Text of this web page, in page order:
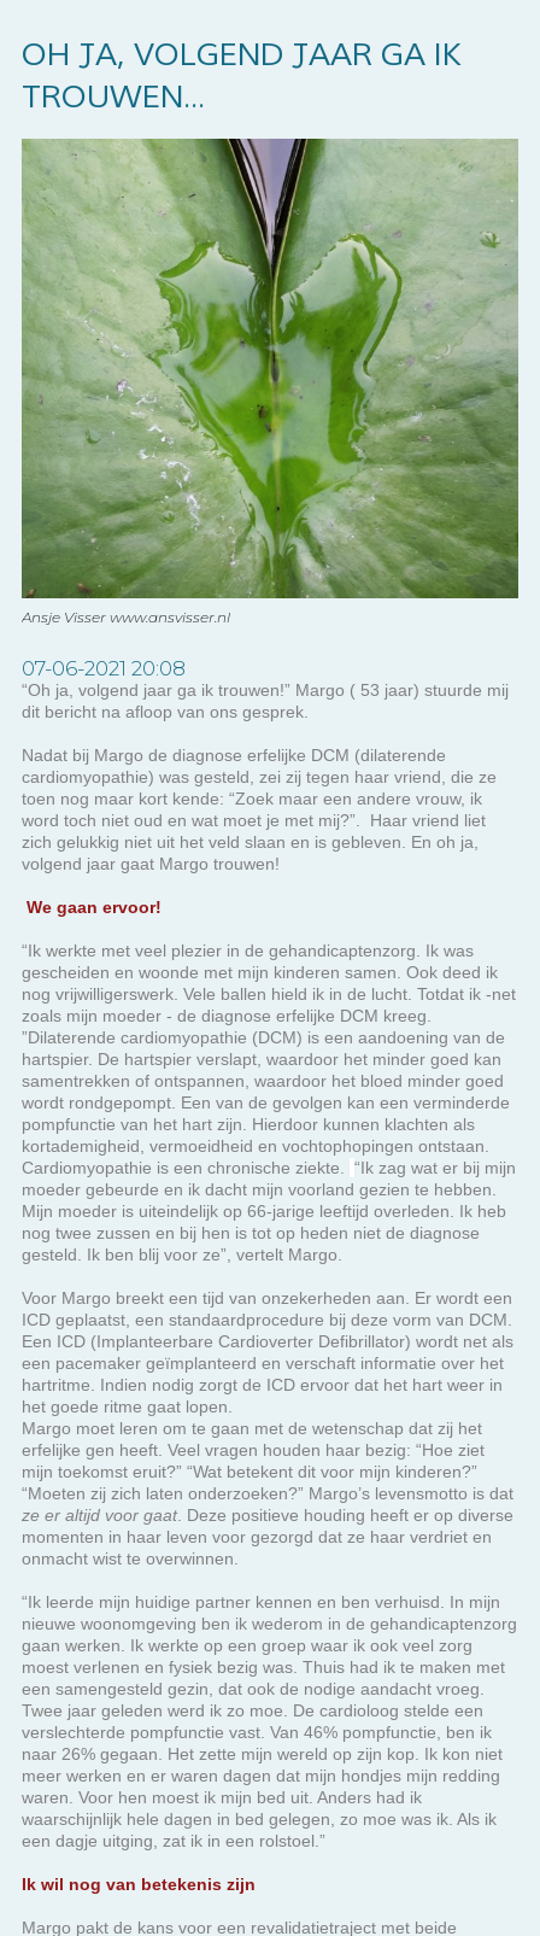
OH JA, VOLGEND JAAR GA IK
TROUWEN...
Ansje Visser www.ansvisser.nl
07-06-2021 20:08
“Oh ja, volgend jaar ga ik trouwen!” Margo ( 53 jaar) stuurde mij
dit bericht na afloop van ons gesprek.
Nadat bij Margo de diagnose erfelijke DCM (dilaterende
cardiomyopathie) was gesteld, zei zij tegen haar vriend, die ze
toen nog maar kort kende: “Zoek maar een andere vrouw, ik
word toch niet oud en wat moet je met mij?”. Haar vriend liet
zich gelukkig niet uit het veld slaan en is gebleven. En oh ja,
volgend jaar gaat Margo trouwen!
We gaan ervoor!
“Ik werkte met veel plezier in de gehandicaptenzorg. Ik was
gescheiden en woonde met mijn kinderen samen. Ook deed ik
nog vrijwilligerswerk. Vele ballen hield ik in de lucht. Totdat ik -net
zoals mijn moeder - de diagnose erfelijke DCM kreeg.
”Dilaterende cardiomyopathie (DCM) is een aandoening van de
hartspier. De hartspier verslapt, waardoor het minder goed kan
samentrekken of ontspannen, waardoor het bloed minder goed
wordt rondgepompt. Een van de gevolgen kan een verminderde
pompfunctie van het hart zijn. Hierdoor kunnen klachten als
kortademigheid, vermoeidheid en vochtophopingen ontstaan.
Cardiomyopathie is een chronische ziekte. “Ik zag wat er bij mijn
moeder gebeurde en ik dacht mijn voorland gezien te hebben.
Mijn moeder is uiteindelijk op 66-jarige leeftijd overleden. Ik heb
nog twee zussen en bij hen is tot op heden niet de diagnose
gesteld. Ik ben blij voor ze”, vertelt Margo.
VoorMargo breekt een tijd van onzekerheden aan. Er wordt een
ICD geplaatst, een standaardprocedure bij deze vorm van DCM.
Een ICD (Implanteerbare Cardioverter Defibrillator) wordt net als
een pacemaker geïmplanteerd en verschaft informatie over het
hartritme. Indien nodig zorgt de ICD ervoor dat het hart weer in
het goede ritme gaat lopen.
Margo moet leren om te gaan met de wetenschap dat zij het
erfelijke gen heeft. Veel vragen houden haar bezig: “Hoe ziet
mijn toekomst eruit?” “Wat betekent dit voor mijn kinderen?”
“Moeten zij zich laten onderzoeken?” Margo’s levensmotto is dat
ze er altijd voor gaat. Deze positieve houding heeft er op diverse
momenten in haar leven voor gezorgd dat ze haar verdriet en
onmacht wist te overwinnen.
“Ik leerde mijn huidige partner kennen en ben verhuisd. In mijn
nieuwe woonomgeving ben ik wederom in de gehandicaptenzorg
gaan werken. Ik werkte op een groep waar ik ook veel zorg
moest verlenen en fysiek bezig was. Thuis had ik te maken met
een samengesteld gezin, dat ook de nodige aandacht vroeg.
Twee jaar geleden werd ik zo moe. De cardioloog stelde een
verslechterde pompfunctie vast. Van 46% pompfunctie, ben ik
naar 26% gegaan. Het zette mijn wereld op zijn kop. Ik kon niet
meer werken en er waren dagen dat mijn hondjes mijn redding
waren. Voor hen moest ik mijn bed uit. Anders had ik
waarschijnlijk hele dagen in bed gelegen, zo moe was ik. Als ik
een dagje uitging, zat ik in een rolstoel.”
Ik wil nog van betekenis zijn
Margo pakt de kans voor een revalidatietraject met beide
handen aan. Haar doel is het maximaal haalbare te bereiken.
Betekenis hebben voor zichzelf, haar omgeving en de
maatschappij is daarbij een belangrijke drijfveer. Dat geeft zin
aan het leven en zingeving kan heel steunend zijn in een
verliestraject. Voor Margo betekent dit dat zij aan het
onderzoeken is wat zij aankan aan vrijwilligerswerk in relatie tot
haar energie. “Ik wil heel graag een maatje zijn voor iemand”.